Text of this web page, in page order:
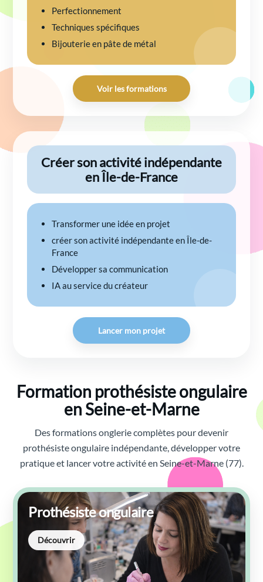
Perfectionnement
Techniques spécifiques
Bijouterie en pâte de métal
Voir les formations
Créer son activité indépendante
en Île-de-France
Transformer une idée en projet
créer son activité indépendante en Île-de-
France
Développer sa communication
IA au service du créateur
Lancer mon projet
Formation prothésiste ongulaire
en Seine-et-Marne
Des formations onglerie complètes pour devenir
prothésiste ongulaire indépendante, développer votre
pratique et lancer votre activité en Seine-et-Marne (77).
Prothésiste ongulaire
Découvrir